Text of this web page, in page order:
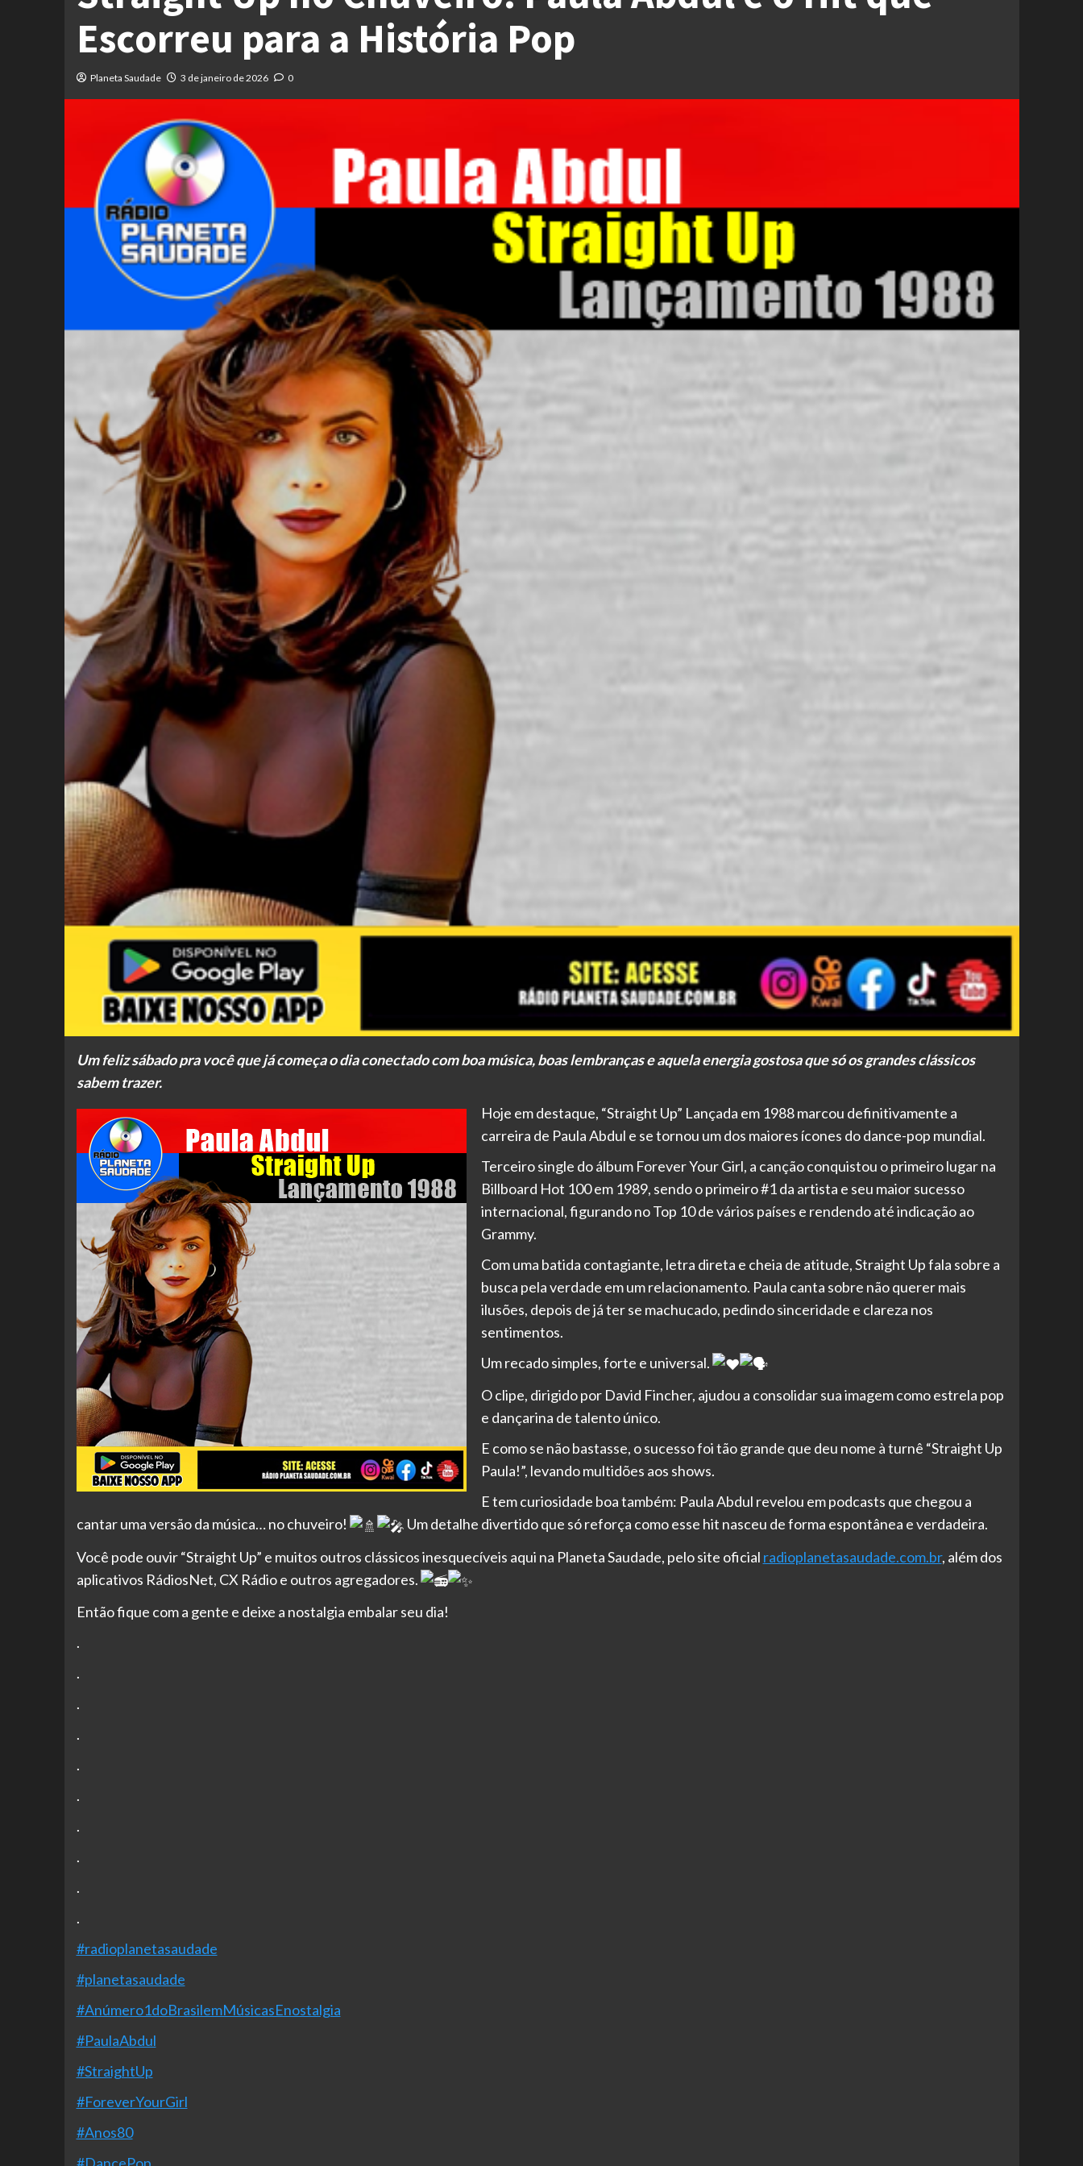
Escorreu para a História Pop
Planeta Saudade 3 de janeiro de 2026 0
Um feliz sábado pra você que já começa o dia conectado com boa música, boas lembranças e aquela energia gostosa que só os grandes clássicos
sabem trazer.
Hoje em destaque, “Straight Up” Lançada em 1988 marcou definitivamente a
carreira de Paula Abdul e se tornou um dos maiores ícones do dance-pop mundial.
Terceiro single do álbum Forever Your Girl, a canção conquistou o primeiro lugar na
Billboard Hot 100 em 1989, sendo o primeiro #1 da artista e seu maior sucesso
internacional, figurando no Top 10 de vários países e rendendo até indicação ao
Grammy.
Com uma batida contagiante, letra direta e cheia de atitude, Straight Up fala sobre a
busca pela verdade em um relacionamento. Paula canta sobre não querer mais
ilusões, depois de já ter se machucado, pedindo sinceridade e clareza nos
sentimentos.
Um recado simples, forte e universal.
O clipe, dirigido por David Fincher, ajudou a consolidar sua imagem como estrela pop
e dançarina de talento único.
E como se não bastasse, o sucesso foi tão grande que deu nome à turnê “Straight Up
Paula!”, levando multidões aos shows.
E tem curiosidade boa também: Paula Abdul revelou em podcasts que chegou a
cantar uma versão da música… no chuveiro!
Um detalhe divertido que só reforça como esse hit nasceu de forma espontânea e verdadeira.
Você pode ouvir “Straight Up” e muitos outros clássicos inesquecíveis aqui na Planeta Saudade, pelo site oficial radioplanetasaudade.com.br, além dos
aplicativos RádiosNet, CX Rádio e outros agregadores.
Então fique com a gente e deixe a nostalgia embalar seu dia!
.
.
.
.
.
.
.
.
.
.
#radioplanetasaudade
#planetasaudade
#Anúmero1doBrasilemMúsicasEnostalgia
#PaulaAbdul
#StraightUp
#ForeverYourGirl
#Anos80